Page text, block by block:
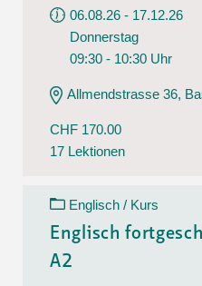
06.08.26 - 17.12.26
Donnerstag
09:30 - 10:30 Uhr
Allmendstrasse 36,
CHF 170.00
17 Lektionen
Englisch / Kurs
Englisch
A2